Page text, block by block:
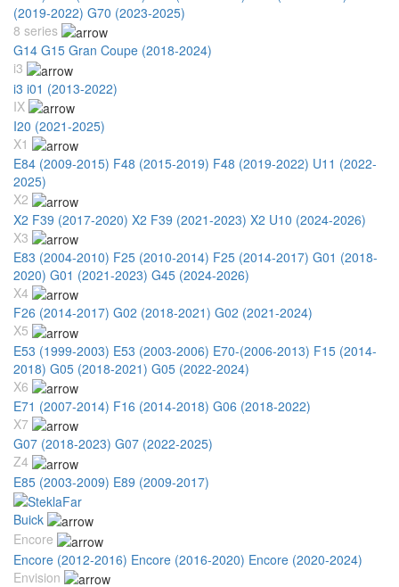
(2019-2022) G70 (2023-2025)
8 series
G14 G15 Gran Coupe (2018-2024)
i3
i3 i01 (2013-2022)
IX
I20 (2021-2025)
X1
E84 (2009-2015) F48 (2015-2019) F48 (2019-2022) U11 (2022-
2025)
X2
X2 F39 (2017-2020) X2 F39 (2021-2023) X2 U10 (2024-2026)
X3
E83 (2004-2010) F25 (2010-2014) F25 (2014-2017) G01 (2018-
2020) G01 (2021-2023) G45 (2024-2026)
X4
F26 (2014-2017) G02 (2018-2021) G02 (2021-2024)
X5
E53 (1999-2003) E53 (2003-2006) E70-(2006-2013) F15 (2014-
2018) G05 (2018-2021) G05 (2022-2024)
X6
E71 (2007-2014) F16 (2014-2018) G06 (2018-2022)
X7
G07 (2018-2023) G07 (2022-2025)
Z4
E85 (2003-2009) E89 (2009-2017)
Buick
Encore
Encore (2012-2016) Encore (2016-2020) Encore (2020-2024)
Envision